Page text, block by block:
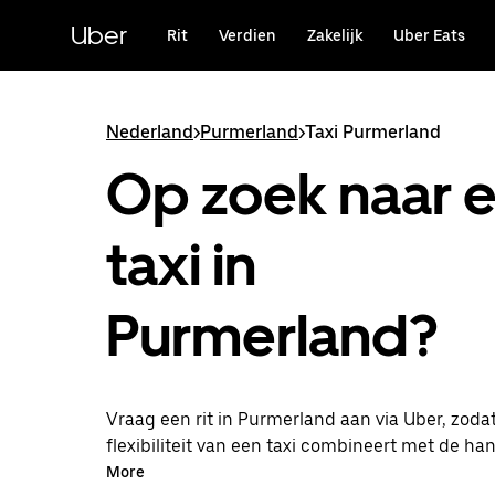
hoofdinhoudUber Rit Verdien Zakelijk Uber Eats
Nederland>Purmerland>Taxi Purmerland
Op zoek naar
taxi in
Purmerland?
Vraag een rit in Purmerland aan via Uber,
flexibiliteit van een taxi combineert met de
functies in de app. Je kunt on-demand een
More